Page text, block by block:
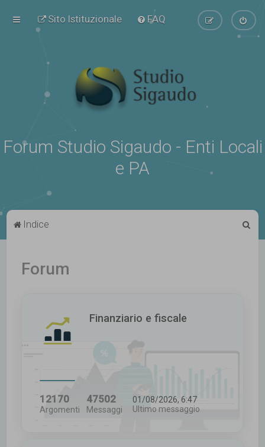
Sito Istituzionale FAQ
Forum Studio Sigaudo - Enti Locali
e PA
Indice
Forum
Finanziario e fiscale
12170
Argomenti
47502
Messaggi
01/08/2026, 6:47
Ultimo messaggio